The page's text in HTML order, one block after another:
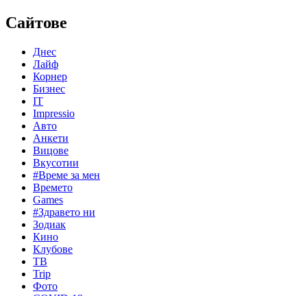
Сайтове
Днес
Лайф
Корнер
Бизнес
IT
Impressio
Авто
Анкети
Вицове
Вкусотии
#Време за мен
Времето
Games
#Здравето ни
Зодиак
Кино
Клубове
ТВ
Trip
Фото